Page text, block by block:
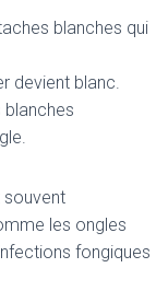
blanches qui
devient blanc.
blanches
souvent
les ongles
fongiques